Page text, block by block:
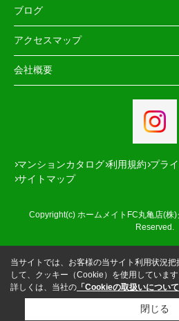
ブログ
アクセスマップ
会社概要
マンションカタログ 利用規約 プラ
サイトマップ
Copyright(c) ホームメイトFC丸亀店(株
Reserved.
当サイトでは、お客様の当サイト利用状況
して、クッキー（Cookie）を使用しています
詳しくは、当社の 「Cookieの取扱いについて
閉じる